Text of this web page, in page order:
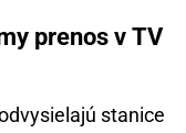
prenos v TV
stanice